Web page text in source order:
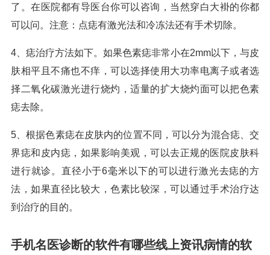
了。在医院都有导医台你可以咨询，当然穿白大褂的你都
可以问。注意：点痣有激光法和冷冻法还有手术切除。
4、痣治疗方法如下。如果色素痣非常小在2mm以下，与皮
肤相平且不痛也不痒，可以选择使用大功率电离子或者选
择二氧化碳激光进行烧灼，适量的扩大烧灼面可以把色素
痣去除。
5、根据色素痣在皮肤内的位置不同，可以分为混合痣、交
界痣和皮内痣，如果影响美观，可以去正规的医院皮肤科
进行就诊。直径小于6毫米以下的可以进行激光去痣的方
法，如果直径比较大，色素比较深，可以通过手术治疗达
到治疗的目的。
手机名医诊断的软件有哪些线上资讯病情的软